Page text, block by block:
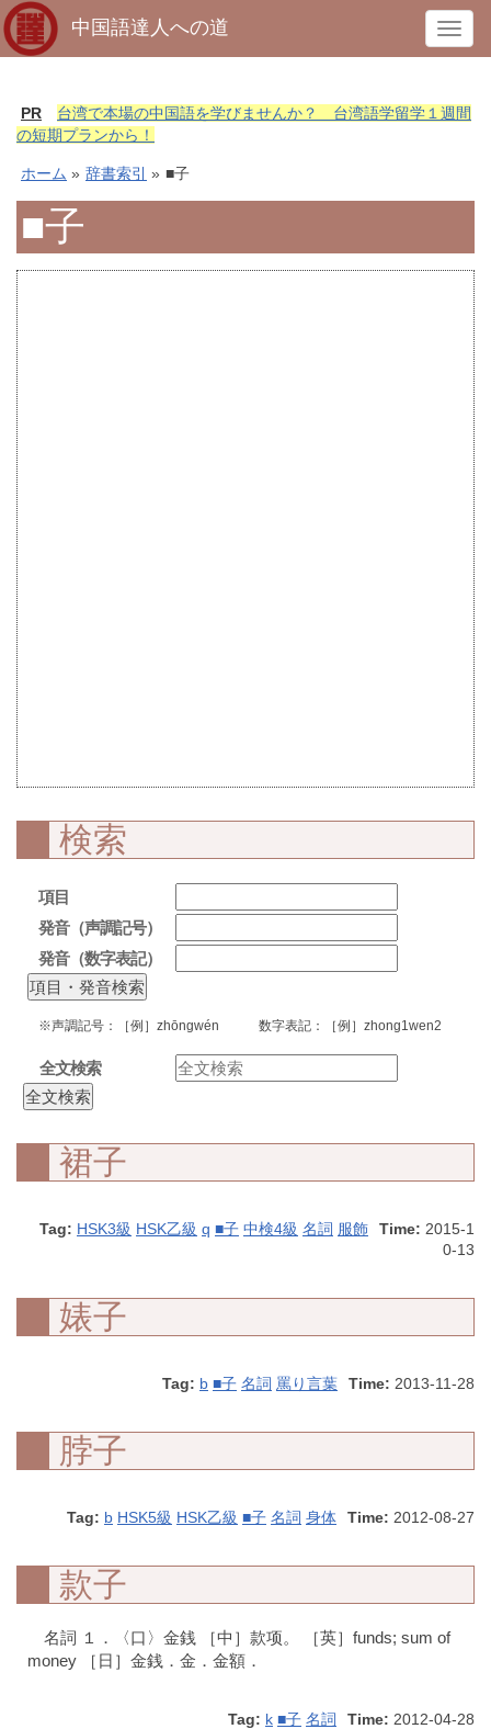
T
o
g
i
中国語達人への道
PR
台湾で本場の中国語を学びませんか？ 台湾語学留学１週間
の短期プランから！
ホーム » 辞書索引 » ■子
■子
検索
項目
発音（声調記号）
発音（数字表記）
※声調記号：［例］zhōngwén 数字表記：［例］zhong1wen2
全文検索
裙子
Tag: HSK3級 HSK乙級 q ■子 中検4級 名詞 服飾 Time: 2015-1
0-13
婊子
Tag: b ■子 名詞 罵り言葉 Time: 2013-11-28
脖子
Tag: b HSK5級 HSK乙級 ■子 名詞 身体 Time: 2012-08-27
款子
名詞 １．〈口〉金銭 ［中］款项。 ［英］funds; sum of
money ［日］金銭．金．金額．
Tag: k ■子 名詞 Time: 2012-04-28